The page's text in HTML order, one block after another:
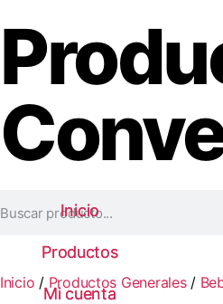
Inicio
Productos
Mi cuenta
Inicio
Productos
Mi cuenta
Inicio / Productos Generales/